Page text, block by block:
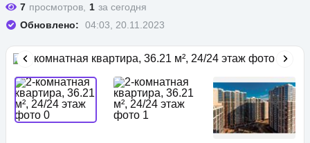
7 просмотров, 1 за сегодня
Обновлено:
04:03, 20.11.2023